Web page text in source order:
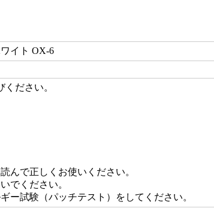
イト OX-6
ださい。
んで正しくお使いください。
でください。
ー試験（パッチテスト）をしてください。